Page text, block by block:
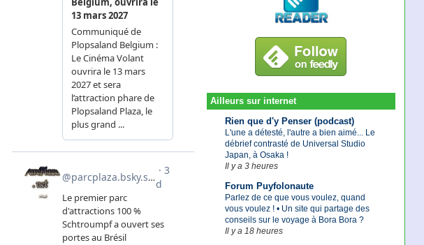
Ailleurs sur internet
Rien que d'y Penser (podcast)
L'une a détesté, l'autre a bien aimé... Le
débrief contrasté de Universal Studio
Japan, à Osaka !
Il y a 3 heures
Forum Puyfolonaute
Parlez de ce que vous voulez, quand
vous voulez ! • Un site qui partage des
conseils sur le voyage à Bora Bora ?
Il y a 18 heures